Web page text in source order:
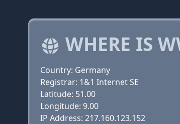
WHERE IS
Country: Germany
Registrar: 1&1 Internet SE
Latitude: 51.00
Longitude: 9.00
IP Address: 217.160.123.152